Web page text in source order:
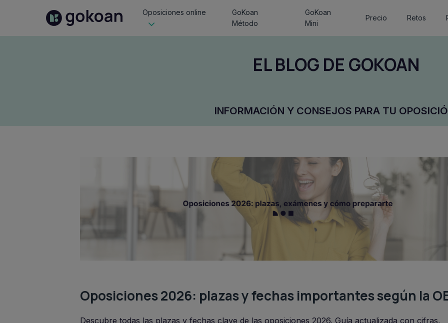
Oposiciones online
GoKoan
Método
GoKoan
Mini
Precio Retos
EL BLOG DE GOKOAN
INFORMACIÓN Y CONSEJOS PARA TU
Oposiciones 2026: plazas y fechas importantes según la
Descubre todas las plazas y fechas clave de las oposiciones 2026. Guía actualizada con cifras,